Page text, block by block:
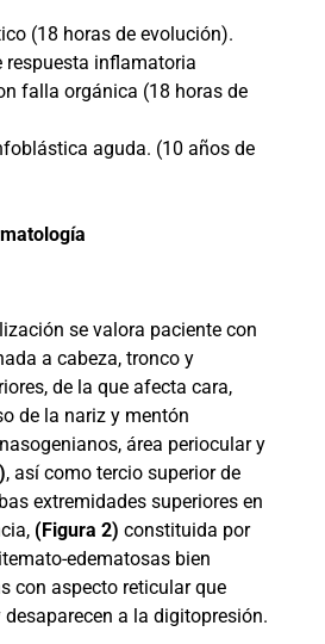
(18 horas de evolución).
respuesta inflamatoria
falla orgánica (18 horas de
aguda. (10 años de
se valora paciente con
a cabeza, tronco y
de la que afecta cara,
de la nariz y mentón
área periocular y
, así como tercio superior de
extremidades superiores en
(Figura 2) constituida por
edematosas bien
con aspecto reticular que
a la digitopresión.